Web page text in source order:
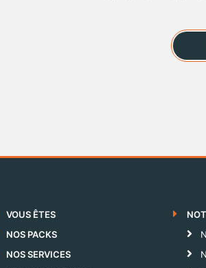
VOUS ÊTES
NOS PACKS
NOS SERVICES